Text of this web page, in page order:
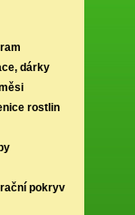
dárky
rostlin
pokryv